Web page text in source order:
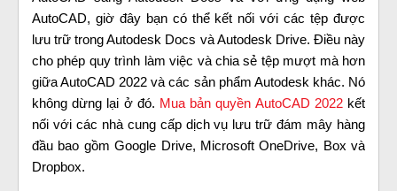
AutoCAD, giờ đây bạn có thể kết nối với các tệp được
lưu trữ trong Autodesk Docs và Autodesk Drive. Điều này
cho phép quy trình làm việc và chia sẻ tệp mượt mà hơn
giữa AutoCAD 2022 và các sản phẩm Autodesk khác. Nó
không dừng lại ở đó. Mua bản quyền AutoCAD 2022kết
nối với các nhà cung cấp dịch vụ lưu trữ đám mây hàng
đầu bao gồm Google Drive, Microsoft OneDrive, Box và
Dropbox.